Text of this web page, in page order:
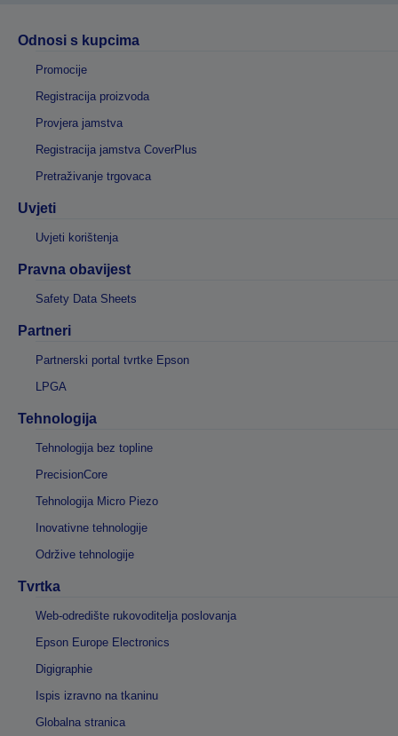
Odnosi s kupcima
Promocije
Registracija proizvoda
Provjera jamstva
Registracija jamstva CoverPlus
Pretraživanje trgovaca
Uvjeti
Uvjeti korištenja
Pravna obavijest
Safety Data Sheets
Partneri
Partnerski portal tvrtke Epson
LPGA
Tehnologija
Tehnologija bez topline
PrecisionCore
Tehnologija Micro Piezo
Inovativne tehnologije
Održive tehnologije
Tvrtka
Web-odredište rukovoditelja poslovanja
Epson Europe Electronics
Digigraphie
Ispis izravno na tkaninu
Globalna stranica